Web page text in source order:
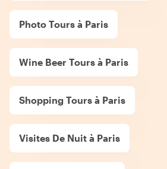
Photo Tours à Paris
Wine Beer Tours à Paris
Shopping Tours à Paris
Visites De Nuit à Paris